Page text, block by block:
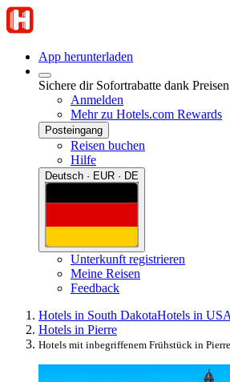
App herunterladen
Sichere dir Sofortrabatte dank
Anmelden
Mehr zu Hotels.com Rewards
Posteingang
Reisen buchen
Hilfe
Deutsch · EUR · DE
Unterkunft registrieren
Meine Reisen
Feedback
Hotels in South DakotaHotels in USA
Hotels in Pierre
Hotels mit inbegriffenem Frühstück in Pierre